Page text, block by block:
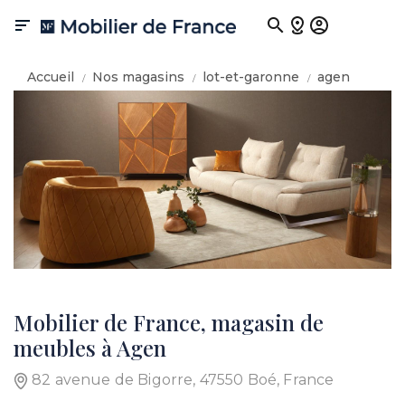

Accueil Nos magasins lot-et-garonne agen
Mobilier de France, magasin de
meubles à Agen
82 avenue de Bigorre, 47550 Boé, France